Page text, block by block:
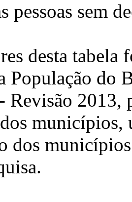
pessoas sem
desta tabela
População do
Revisão 2013,
municípios,
dos